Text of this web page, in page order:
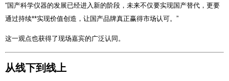
“国产科学仪器的发展已经进入新的阶段，未来不仅要实现国产替代，更要
通过持续**实现价值创造，让国产品牌真正赢得市场认可。”
这一观点也获得了现场嘉宾的广泛认同。
从线下到线上